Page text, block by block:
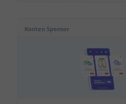
Konten Sponsor